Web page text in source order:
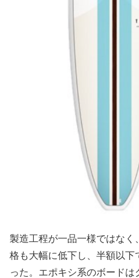
製造工程が一品一様ではな
格も大幅に低下し、半額以
った。エポキシ系のボード